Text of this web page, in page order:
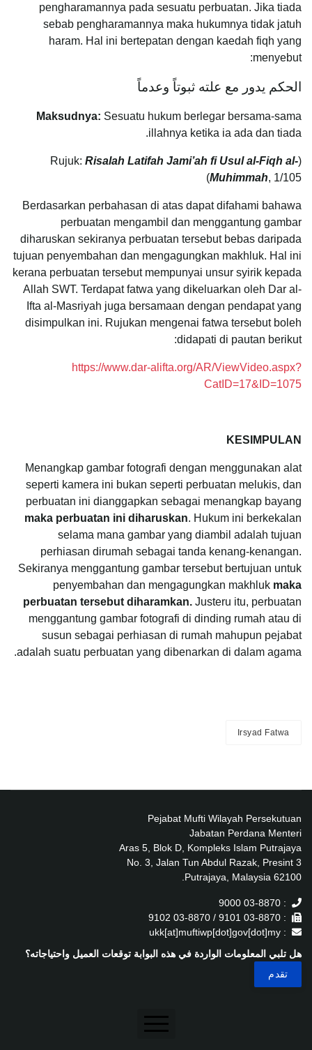
pengharamannya pada sesuatu perbuatan. Jika tiada
sebab pengharamannya maka hukumnya tidak jatuh
haram. Hal ini bertepatan dengan kaedah fiqh yang
menyebut:
الحكم يدور مع علته ثبوتاً وعدماً
Maksudnya: Sesuatu hukum berlegar bersama-sama
illahnya ketika ia ada dan tiada.
(Rujuk:
Risalah Latifah Jami’ah fi Usul al-Fiqh al-
Muhimmah, 1/105)
Berdasarkan perbahasan di atas dapat difahami bahawa
perbuatan mengambil dan menggantung gambar
diharuskan sekiranya perbuatan tersebut bebas daripada
tujuan penyembahan dan mengagungkan makhluk. Hal ini
kerana perbuatan tersebut mempunyai unsur syirik kepada
Allah SWT. Terdapat fatwa yang dikeluarkan oleh Dar al-
Ifta al-Masriyah juga bersamaan dengan pendapat yang
disimpulkan ini. Rujukan mengenai fatwa tersebut boleh
didapati di pautan berikut:
https://www.dar-alifta.org/AR/ViewVideo.aspx?
CatID=17&ID=1075
KESIMPULAN
Menangkap gambar fotografi dengan menggunakan alat
seperti kamera ini bukan seperti perbuatan melukis, dan
perbuatan ini dianggapkan sebagai menangkap bayang
maka perbuatan ini diharuskan. Hukum ini berkekalan
selama mana gambar yang diambil adalah tujuan
perhiasan dirumah sebagai tanda kenang-kenangan.
Sekiranya menggantung gambar tersebut bertujuan untuk
penyembahan dan mengagungkan makhluk maka
perbuatan tersebut diharamkan. Justeru itu, perbuatan
menggantung gambar fotografi di dinding rumah atau di
susun sebagai perhiasan di rumah mahupun pejabat
adalah suatu perbuatan yang dibenarkan di dalam agama.
Irsyad Fatwa
Pejabat Mufti Wilayah Persekutuan
Jabatan Perdana Menteri
Aras 5, Blok D, Kompleks Islam Putrajaya
No. 3, Jalan Tun Abdul Razak, Presint 3
62100 Putrajaya, Malaysia.
: 03-8870 9000
: 03-8870 9101 / 03-8870 9102
: ukk[at]muftiwp[dot]gov[dot]my
هل تلبي المعلومات الواردة في هذه البوابة توقعات العميل واحتياجاته؟